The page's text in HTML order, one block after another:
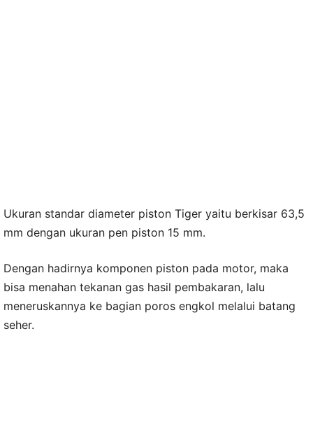
Ukuran standar diameter piston Tiger yaitu berkisar 63,5
mm dengan ukuran pen piston 15 mm.
Dengan hadirnya komponen piston pada motor, maka
bisa menahan tekanan gas hasil pembakaran, lalu
meneruskannya ke bagian poros engkol melalui batang
seher.